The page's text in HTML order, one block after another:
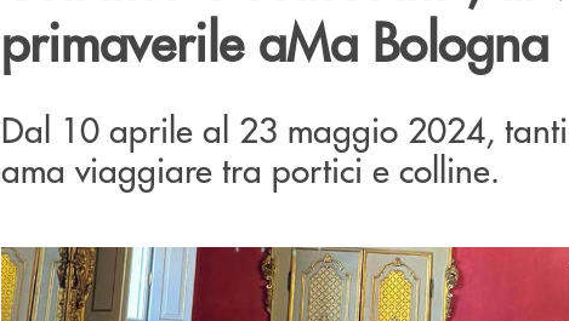
primaverile aMa Bologna
Dal 10 aprile al 23 maggio 2024,
ama viaggiare tra portici e colline.